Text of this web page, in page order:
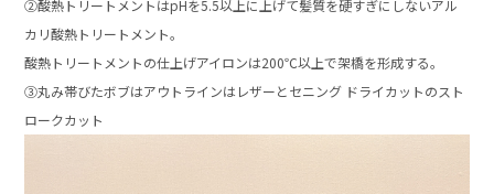
②酸熱トリートメントはpHを5.5以上に上げて髪質を硬すぎにしないアル
カリ酸熱トリートメント。
酸熱トリートメントの仕上げアイロンは200℃以上で架橋を形成する。
③丸み帯びたボブはアウトラインはレザーとセニング ドライカットのスト
ロークカット